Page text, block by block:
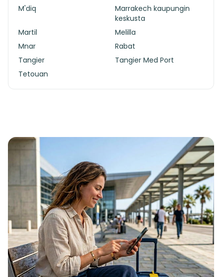
M'diq
Marrakech kaupungin
keskusta
Martil
Melilla
Mnar
Rabat
Tangier
Tangier Med Port
Tetouan